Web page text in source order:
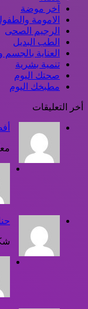
آخر موضة
الامومة
الرجيم الصحى
الطب البديل
العناية بالجسم
تنمية بشرية
صحتك اليوم
مطبخك اليوم
أخر التعليقات